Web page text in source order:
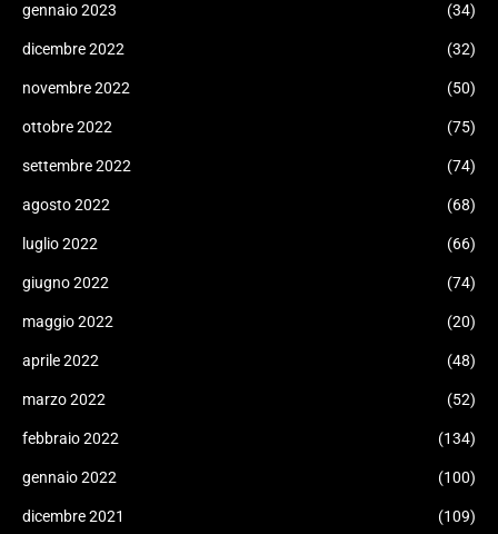
gennaio 2023 (34)
dicembre 2022 (32)
novembre 2022 (50)
ottobre 2022 (75)
settembre 2022 (74)
agosto 2022 (68)
luglio 2022 (66)
giugno 2022 (74)
maggio 2022 (20)
aprile 2022 (48)
marzo 2022 (52)
febbraio 2022 (134)
gennaio 2022 (100)
dicembre 2021 (109)